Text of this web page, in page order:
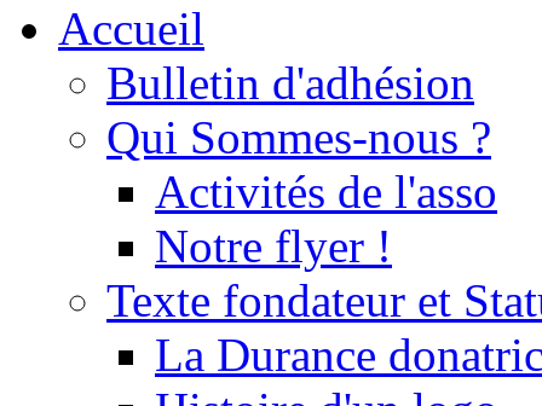
Accueil
Bulletin d'adhésion
Qui Sommes-nous ?
Activités de l'asso
Notre flyer !
Texte fondateur et
La Durance